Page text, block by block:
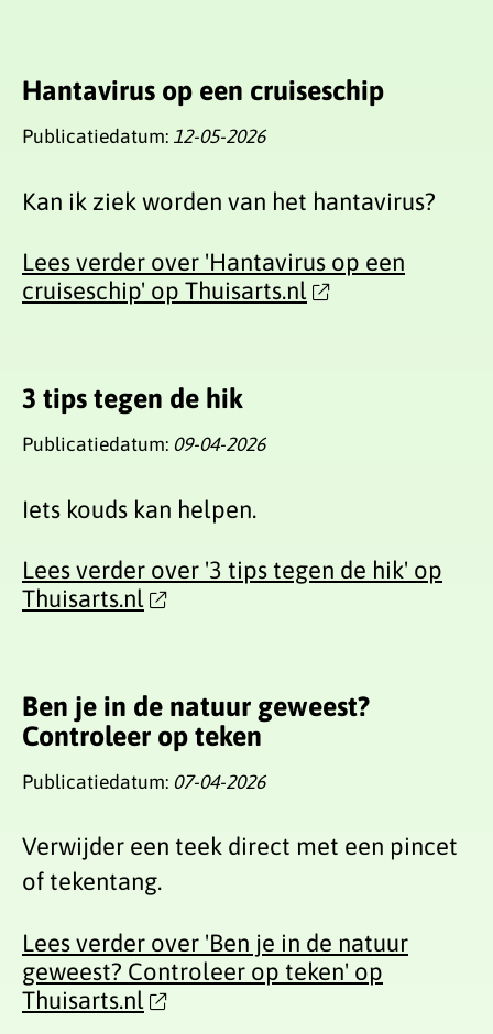
Hantavirus op een cruiseschip
Publicatiedatum: 12-05-2026
Kan ik ziek worden van het hantavirus?
Lees verder over 'Hantavirus op een
cruiseschip' op Thuisarts.nl
3 tips tegen de hik
Publicatiedatum: 09-04-2026
Iets kouds kan helpen.
Lees verder over '3 tips tegen de hik' op
Thuisarts.nl
Ben je in de natuur geweest?
Controleer op teken
Publicatiedatum: 07-04-2026
Verwijder een teek direct met een pincet
of tekentang.
Lees verder over 'Ben je in de natuur
geweest? Controleer op teken' op
Thuisarts.nl